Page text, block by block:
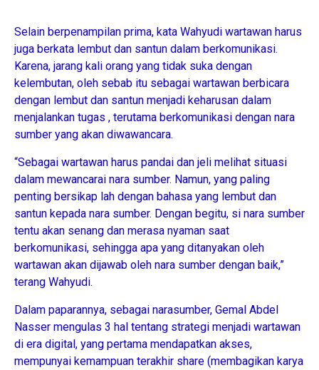
Selain berpenampilan prima, kata Wahyudi wartawan harus
juga berkata lembut dan santun dalam berkomunikasi.
Karena, jarang kali orang yang tidak suka dengan
kelembutan, oleh sebab itu sebagai wartawan berbicara
dengan lembut dan santun menjadi keharusan dalam
menjalankan tugas , terutama berkomunikasi dengan nara
sumber yang akan diwawancara.
“Sebagai wartawan harus pandai dan jeli melihat situasi
dalam mewancarai nara sumber. Namun, yang paling
penting bersikap lah dengan bahasa yang lembut dan
santun kepada nara sumber. Dengan begitu, si nara sumber
tentu akan senang dan merasa nyaman saat
berkomunikasi, sehingga apa yang ditanyakan oleh
wartawan akan dijawab oleh nara sumber dengan baik,”
terang Wahyudi.
Dalam paparannya, sebagai narasumber, Gemal Abdel
Nasser mengulas 3 hal tentang strategi menjadi wartawan
di era digital, yang pertama mendapatkan akses,
mempunyai kemampuan terakhir share (membagikan karya